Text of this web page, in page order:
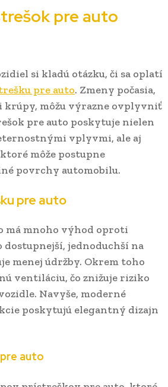
pre auto
si kladú otázku, či sa oplatí
pre auto. Zmeny počasia,
krúpy, môžu výrazne ovplyvniť
pre auto poskytuje nielen
vplyvmi, ale aj
môže postupne
povrchy automobilu.
pre auto
má mnoho výhod oproti
dostupnejší, jednoduchší na
menej údržby. Okrem toho
ventiláciu, čo znižuje riziko
Navyše, moderné
poskytujú elegantný dizajn
auto